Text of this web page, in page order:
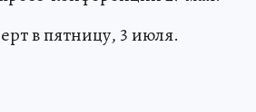
в пятницу, 3 июля.